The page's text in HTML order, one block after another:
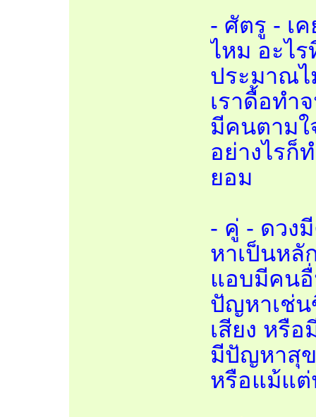
- ศัตรู - เ
ไหม อะไ
ประมาณไ
เราดื้อทำ
มีคนตาม
อย่างไรก็
ยอม
- คู่ - ดวง
หาเป็นหลั
แอบมีคน
ปัญหาเช่น
เสียง หรื
มีปัญหาสุข
หรือแม้แต่